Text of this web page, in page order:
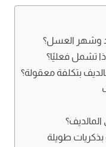
وشهر العسل؟
تشمل فعليًا؟
بتكلفة معقولة؟
طويلة